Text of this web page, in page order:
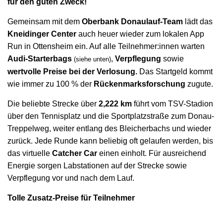
Gemeinsam mit dem Oberbank Donaulauf-Team lädt das
Kneidinger Center auch heuer wieder zum lokalen App
Run in Ottensheim ein. Auf alle Teilnehmer:innen warten
Audi-Starterbags (siehe unten), Verpflegung sowie
wertvolle Preise bei der Verlosung. Das Startgeld kommt
wie immer zu 100 % der Rückenmarksforschung zugute.
Die beliebte Strecke über 2,222 km führt vom TSV-Stadion
über den Tennisplatz und die Sportplatzstraße zum Donau-
Treppelweg, weiter entlang des Bleicherbachs und wieder
zurück. Jede Runde kann beliebig oft gelaufen werden, bis
das virtuelle Catcher Car einen einholt. Für ausreichend
Energie sorgen Labstationen auf der Strecke sowie
Verpflegung vor und nach dem Lauf.
Tolle Zusatz-Preise für Teilnehmer